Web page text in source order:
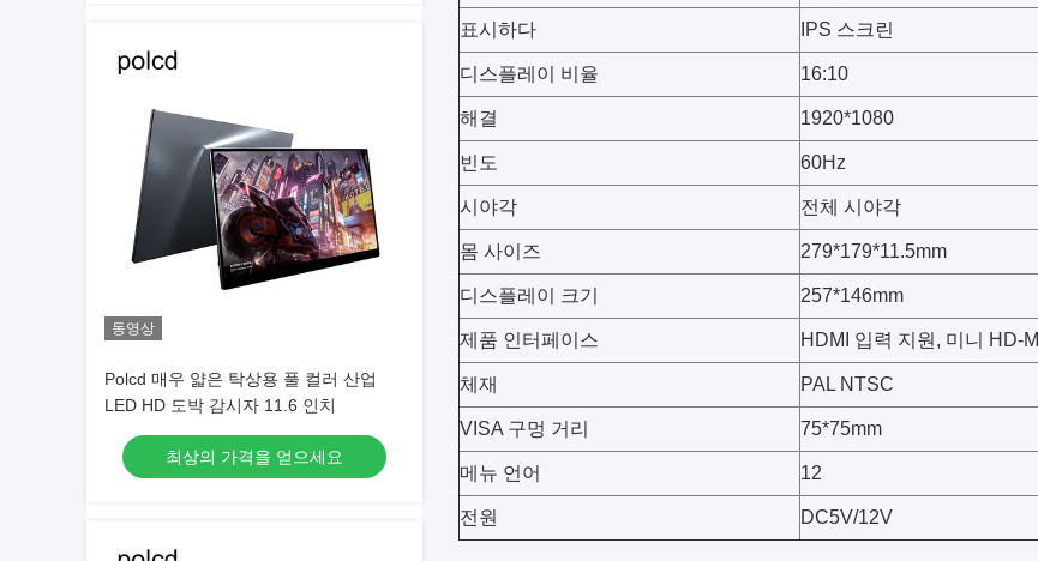
동영상
Polcd 매우 얇은 탁상용 풀 컬러 산업
LED HD 도박 감시자 11.6 인치
최상의 가격을 얻으세요
표시하다 IPS 스크린
디스플레이 비율 16:10
해결 1920*1080
빈도 60Hz
시야각 전체 시야각
몸 사이즈 279*179*11.5mm
디스플레이 크기 257*146mm
제품 인터페이스 HDMI 입력 지원, 미니 HD-MI
체재 PAL NTSC
VISA 구멍 거리 75*75mm
메뉴 언어 12
전원 DC5V/12V